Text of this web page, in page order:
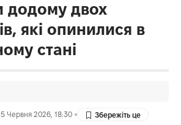
додому двох
які опинилися в
стані
Червня 2026, 18:30